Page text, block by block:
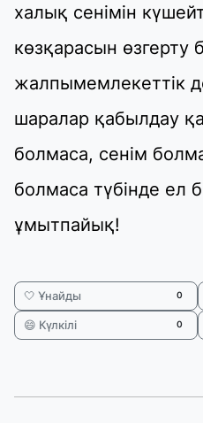
халық сенімін
көзқарасын өзгерту
жалпымемлекеттік
шаралар қабылдау
болмаса, сенім
болмаса түбінде
ұмытпайық!
🤍 Ұнайды 0
😄 Күлкілі 0